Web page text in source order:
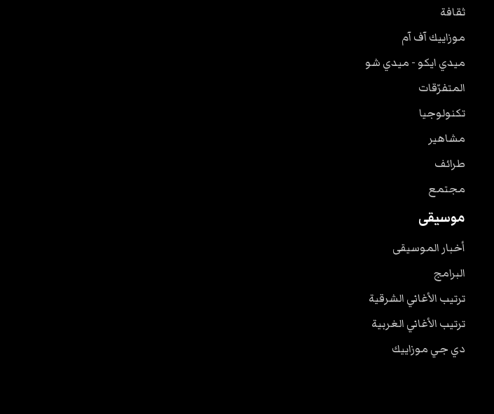
ثقافة
موزاييك آف آم
ميدي ايكو - ميدي شو
المتفرّقات
تكنولوجيا
مشاهير
طرائف
مجتمع
موسيقى
أخبار الموسيقى
البرامج
ترتيب الأغاني الشرقية
ترتيب الأغاني الغربية
دي جي موزاييك